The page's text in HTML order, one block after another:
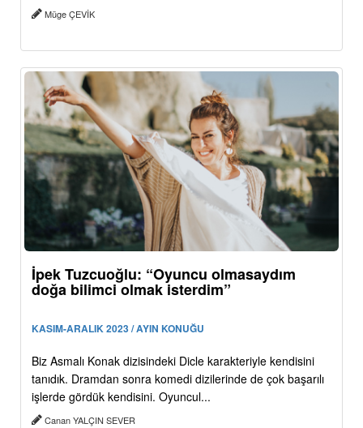
Müge ÇEVİK
İpek Tuzcuoğlu: “Oyuncu olmasaydım
doğa bilimci olmak isterdim”
KASIM-ARALIK 2023 / AYIN KONUĞU
Biz Asmalı Konak dizisindeki Dicle karakteriyle kendisini
tanıdık. Dramdan sonra komedi dizilerinde de çok başarılı
işlerde gördük kendisini. Oyuncul...
Canan YALÇIN SEVER